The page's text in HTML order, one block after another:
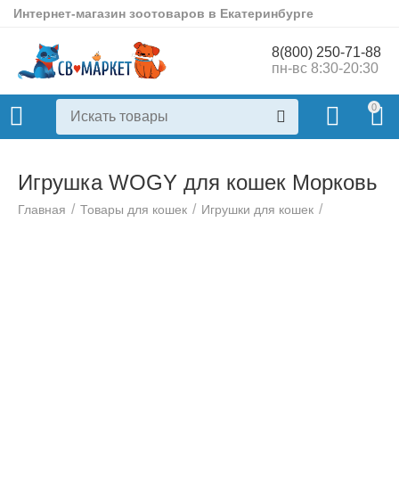
Интернет-магазин зоотоваров в Екатеринбурге
8(800) 250-71-88
пн-вс 8:30-20:30
0
Игрушка WOGY для кошек Морковь
Главная / Товары для кошек / Игрушки для кошек /